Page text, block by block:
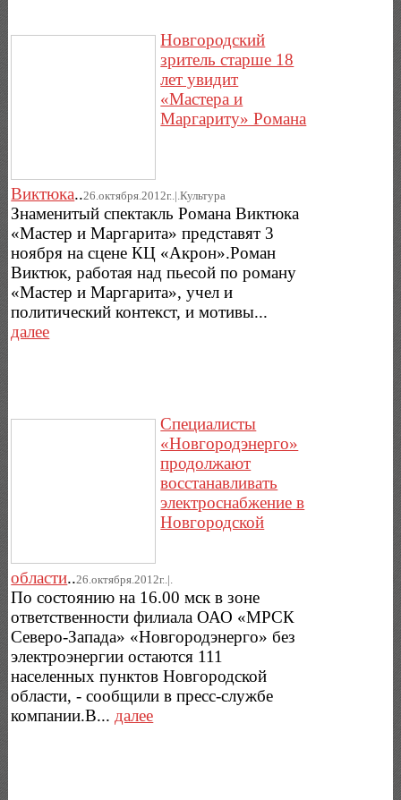
Новгородский
зритель старше 18
лет увидит
«Мастера и
Маргариту» Романа
Виктюка..26.октября.2012г..|.Культура
Знаменитый спектакль Романа Виктюка
«Мастер и Маргарита» представят 3
ноября на сцене КЦ «Акрон».Роман
Виктюк, работая над пьесой по роману
«Мастер и Маргарита», учел и
политический контекст, и мотивы...
далее
Специалисты
«Новгородэнерго»
продолжают
восстанавливать
электроснабжение в
Новгородской
области..26.октября.2012г..|.
По состоянию на 16.00 мск в зоне
ответственности филиала ОАО «МРСК
Северо-Запада» «Новгородэнерго» без
электроэнергии остаются 111
населенных пунктов Новгородской
области, - сообщили в пресс-службе
компании.В...далее